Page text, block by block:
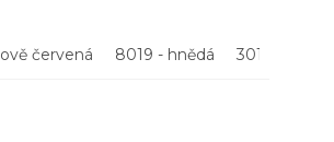
červená 8019 - hnědá 3011 -